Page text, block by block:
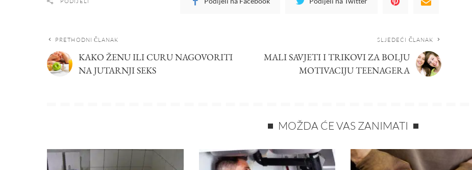
PRETHODNI ČLANAK
KAKO ŽENU ILI CURU NAGOVORITI
NA JUTARNJI SEKS
SLJEDEĆI ČLANAK
MALI SAVJETI I TRIKOVI ZA BOLJU
MOTIVACIJU TEENAGERA
MOŽDA ĆE VAS ZANIMATI